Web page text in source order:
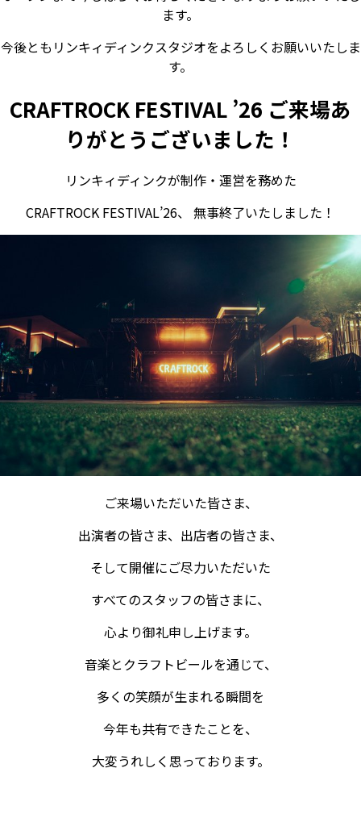
ます。
今後ともリンキィディンクスタジオをよろしくお願いいたしま
す。
CRAFTROCK FESTIVAL ’26 ご来場あ
りがとうございました！
リンキィディンクが制作・運営を務めた
CRAFTROCK FESTIVAL’26、 無事終了いたしました！
ご来場いただいた皆さま、
出演者の皆さま、出店者の皆さま、
そして開催にご尽力いただいた
すべてのスタッフの皆さまに、
心より御礼申し上げます。
音楽とクラフトビールを通じて、
多くの笑顔が生まれる瞬間を
今年も共有できたことを、
大変うれしく思っております。